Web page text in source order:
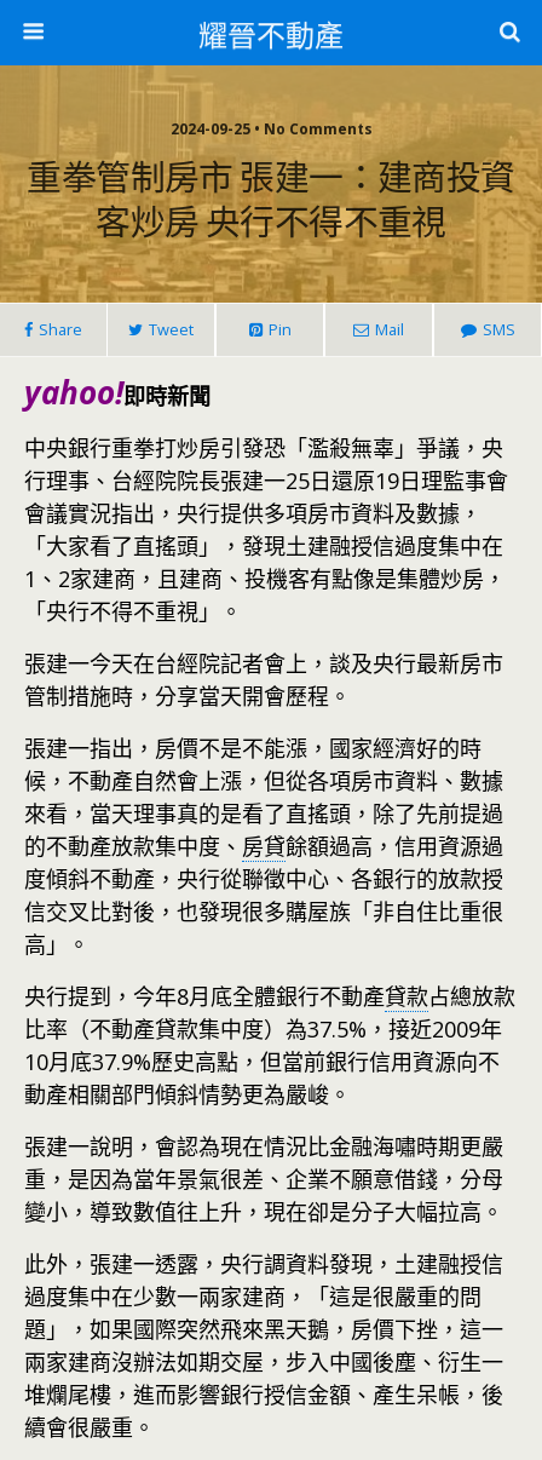
耀晉不動產
2024-09-25 • No Comments
重拳管制房市 張建一：建商投資
客炒房 央行不得不重視
Share Tweet Pin Mail SMS
yahoo!即時新聞
中央銀行重拳打炒房引發恐「濫殺無辜」爭議，央
行理事、台經院院長張建一25日還原19日理監事會
會議實況指出，央行提供多項房市資料及數據，
「大家看了直搖頭」，發現土建融授信過度集中在
1、2家建商，且建商、投機客有點像是集體炒房，
「央行不得不重視」。
張建一今天在台經院記者會上，談及央行最新房市
管制措施時，分享當天開會歷程。
張建一指出，房價不是不能漲，國家經濟好的時
候，不動產自然會上漲，但從各項房市資料、數據
來看，當天理事真的是看了直搖頭，除了先前提過
的不動產放款集中度、 房貸餘額過高，信用資源過
度傾斜不動產，央行從聯徵中心、各銀行的放款授
信交叉比對後，也發現很多購屋族「非自住比重很
高」。
央行提到，今年8月底全體銀行不動產貸款占總放款
比率（不動產貸款集中度）為37.5%，接近2009年
10月底37.9%歷史高點，但當前銀行信用資源向不
動產相關部門傾斜情勢更為嚴峻。
張建一說明，會認為現在情況比金融海嘯時期更嚴
重，是因為當年景氣很差、企業不願意借錢，分母
變小，導致數值往上升，現在卻是分子大幅拉高。
此外，張建一透露，央行調資料發現，土建融授信
過度集中在少數一兩家建商，「這是很嚴重的問
題」，如果國際突然飛來黑天鵝，房價下挫，這一
兩家建商沒辦法如期交屋，步入中國後塵、衍生一
堆爛尾樓，進而影響銀行授信金額、產生呆帳，後
續會很嚴重。